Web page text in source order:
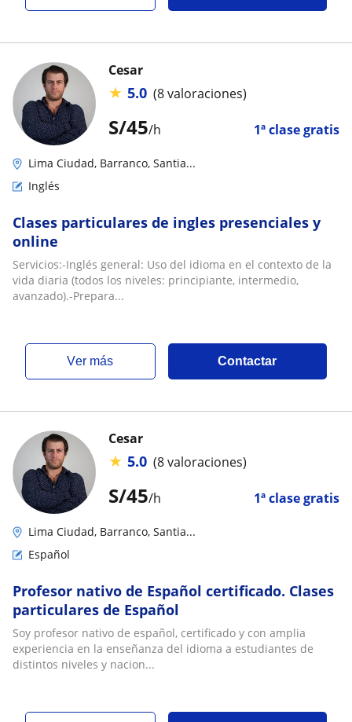
S/45/h 1ª clase gratis
Cesar
★ 5.0 (8 valoraciones)
Lima Ciudad, Barranco, Santia...
Inglés
Clases particulares de ingles presenciales y
online
Servicios:-Inglés general: Uso del idioma en el contexto de la
vida diaria (todos los niveles: principiante, intermedio,
avanzado).-Prepara...
ver más Contactar
S/45/h 1ª clase gratis
Cesar
★ 5.0 (8 valoraciones)
Lima Ciudad, Barranco, Santia...
Español
Profesor nativo de Español certificado. Clases
particulares de Español
Soy profesor nativo de español, certificado y con amplia
experiencia en la enseñanza del idioma a estudiantes de
distintos niveles y nacion...